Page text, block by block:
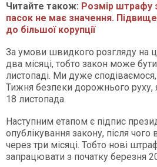
Читайте також: Розмір штрафу
пасок не має значення.
до більшої корупції
За умови швидкого розгляду на
два місяці, тобто закон може
листопаді. Ми дуже
Тижня безпеки дорожнього руху,
18 листопада.
Наступним етапом є підпис
опублікування закону, після чого
через три місяці. Тобто нові
запрацювати з початку березня